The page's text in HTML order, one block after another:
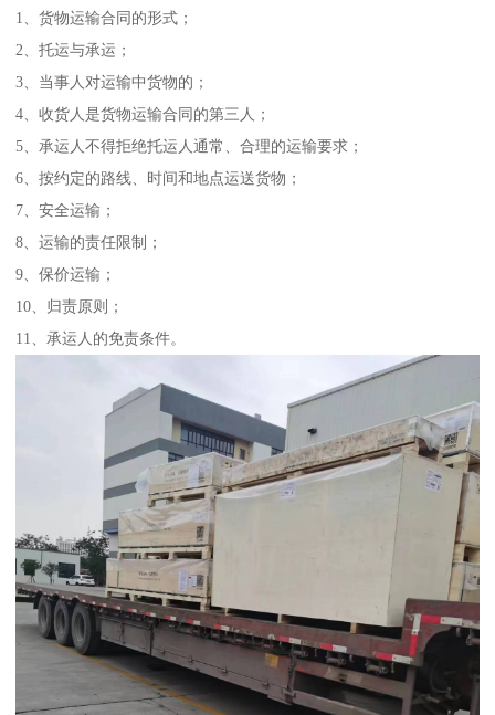
1、货物运输合同的形式；
2、托运与承运；
3、当事人对运输中货物的；
4、收货人是货物运输合同的第三人；
5、承运人不得拒绝托运人通常、合理的运输要求；
6、按约定的路线、时间和地点运送货物；
7、安全运输；
8、运输的责任限制；
9、保价运输；
10、归责原则；
11、承运人的免责条件。